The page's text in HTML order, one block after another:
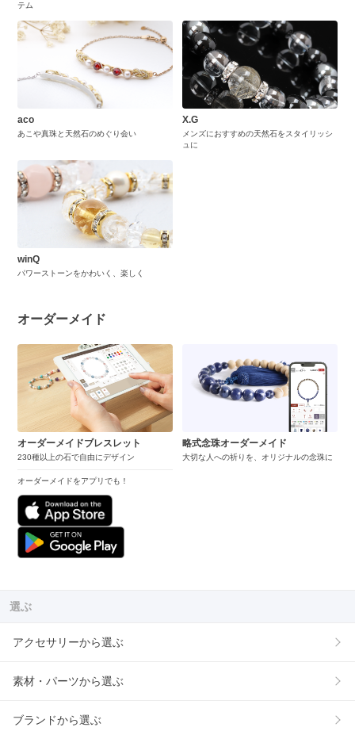
テム
aco
あこや真珠と天然石のめぐり会い
X.G
メンズにおすすめの天然石をスタイリッシ
ュに
winQ
パワーストーンをかわいく、楽しく
オーダーメイド
オーダーメイドブレスレット
230種以上の石で自由にデザイン
オーダーメイドをアプリでも！
略式念珠オーダーメイド
大切な人への祈りを、オリジナルの念珠に
選ぶ
アクセサリーから選ぶ
素材・パーツから選ぶ
ブランドから選ぶ